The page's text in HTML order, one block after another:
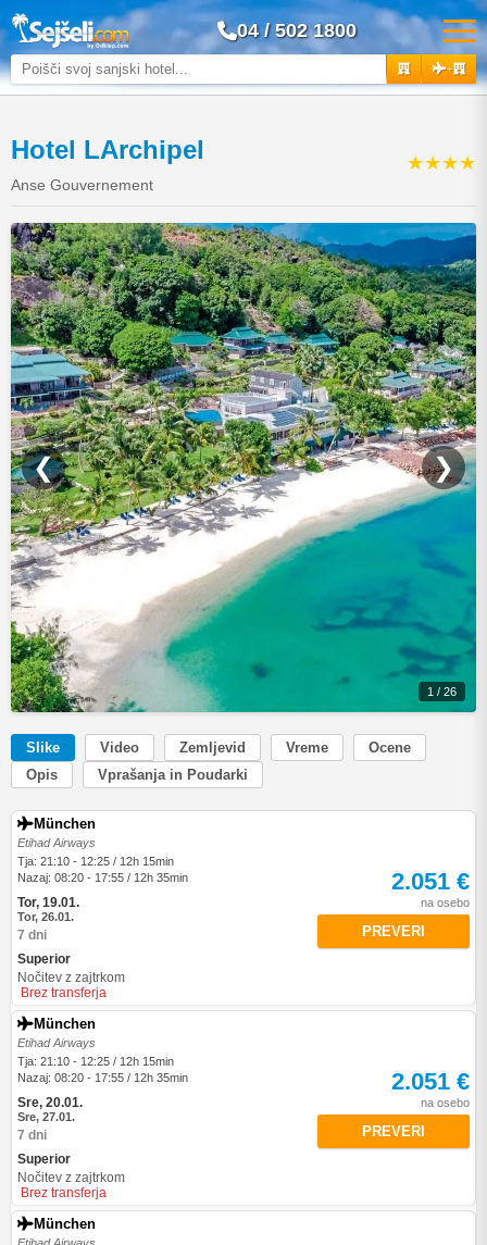
04 / 502 1800
+
Hotel LArchipel
Anse Gouvernement
★★★★
❮ ❯
1 / 26
Slike Video Zemljevid Vreme
Ocene
Opis
Vprašanja in Poudarki
München
Etihad Airways
Tja: 21:10 - 12:25 / 12h 15min
Nazaj: 08:20 - 17:55 / 12h 35min
Tor, 19.01.
Tor, 26.01.
7 dni
Superior
Nočitev z zajtrkom
Brez transferja
2.051 €
na osebo
PREVERI
München
Etihad Airways
Tja: 21:10 - 12:25 / 12h 15min
Nazaj: 08:20 - 17:55 / 12h 35min
Sre, 20.01.
Sre, 27.01.
7 dni
Superior
Nočitev z zajtrkom
Brez transferja
2.051 €
na osebo
PREVERI
München